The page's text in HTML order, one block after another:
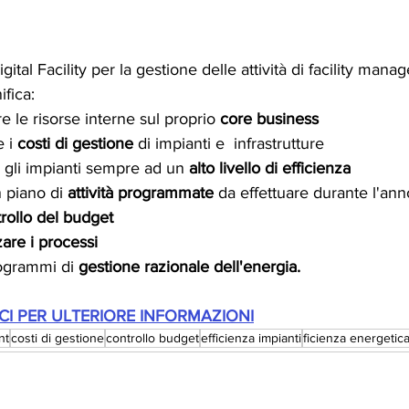
Facility per la gestione delle attività di facility
le risorse interne sul proprio core business
i costi di gestione di impianti e  infrastrutture
impianti sempre ad un alto livello di efficienza
piano di attività programmate da effettuare durante
del budget
i processi
di gestione razionale dell'energia.
PER ULTERIORE INFORMAZIONI
costi di gestionecontrollo budgetefficienza impiantificienza energetica